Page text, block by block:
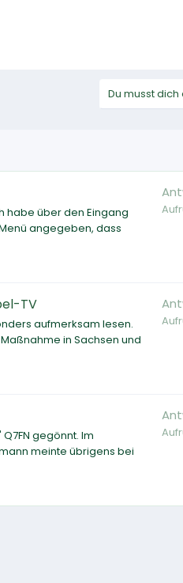
Du musst
habe über den Eingang
angegeben, dass
TV
aufmerksam lesen.
in Sachsen und
gegönnt. Im
meinte übrigens bei